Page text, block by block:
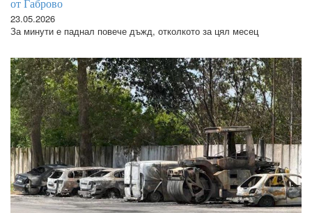
от Габрово
23.05.2026
За минути е паднал повече дъжд, отколкото за цял месец